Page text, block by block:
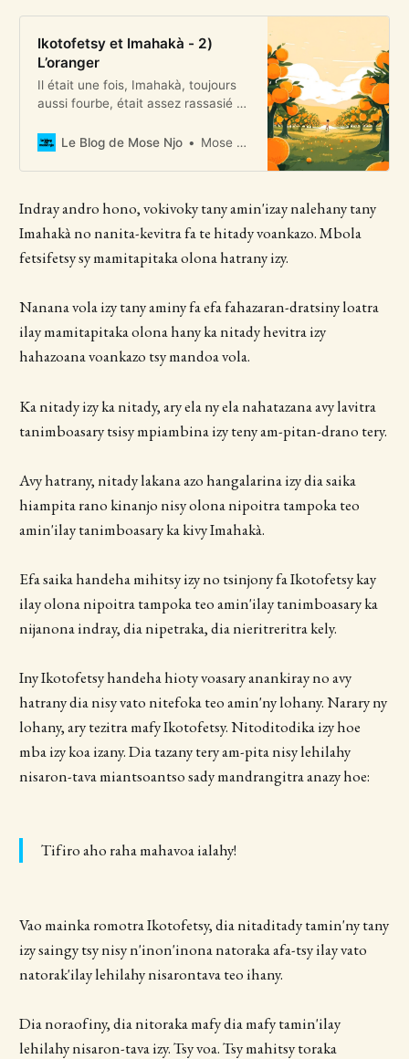
Ikotofetsy et Imahakà - 2)
L’oranger
Il était une fois, Imahakà, toujours
aussi fourbe, était assez rassasié et
Le Blog de Mose Njo
Mose Njo
Indray andro hono, vokivoky tany amin'izay nalehany tany
Imahakà no nanita-kevitra fa te hitady voankazo. Mbola
fetsifetsy sy mamitapitaka olona hatrany izy.
Nanana vola izy tany aminy fa efa fahazaran-dratsiny loatra
ilay mamitapitaka olona hany ka nitady hevitra izy
hahazoana voankazo tsy mandoa vola.
Ka nitady izy ka nitady, ary ela ny ela nahatazana avy lavitra
tanimboasary tsisy mpiambina izy teny am-pitan-drano tery.
Avy hatrany, nitady lakana azo hangalarina izy dia saika
hiampita rano kinanjo nisy olona nipoitra tampoka teo
amin'ilay tanimboasary ka kivy Imahakà.
Efa saika handeha mihitsy izy no tsinjony fa Ikotofetsy kay
ilay olona nipoitra tampoka teo amin'ilay tanimboasary ka
nijanona indray, dia nipetraka, dia nieritreritra kely.
Iny Ikotofetsy handeha hioty voasary anankiray no avy
hatrany dia nisy vato nitefoka teo amin'ny lohany. Narary ny
lohany, ary tezitra mafy Ikotofetsy. Nitoditodika izy hoe
mba izy koa izany. Dia tazany tery am-pita nisy lehilahy
nisaron-tava miantsoantso sady mandrangitra anazy hoe:
Tifiro aho raha mahavoa ialahy!
Vao mainka romotra Ikotofetsy, dia nitaditady tamin'ny tany
izy saingy tsy nisy n'inon'inona natoraka afa-tsy ilay vato
natorak'ilay lehilahy nisarontava teo ihany.
Dia noraofiny, dia nitoraka mafy dia mafy tamin'ilay
lehilahy nisaron-tava izy. Tsy voa. Tsy mahitsy toraka